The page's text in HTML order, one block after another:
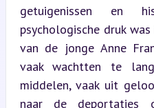
getuigenissen en
psychologische druk
van de jonge Anne
vaak wachtten te
middelen, vaak uit
naar de deportaties